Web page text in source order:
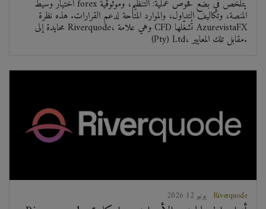
اختيار وسيط forex يتلخّص في بضع فحوص عملية: التنظيم، وموثوقية
المنصة، وتكاليف التداول، والموارد المتاحة لدعم القرارات. هذه نظرة
محايدة إلى Riverquode، وهي علامة CFD تُشغّلها AzurevistaFX
(Pty) Ltd، مقابل تلك المعايير.
2026 يونيو 12 Riverquode